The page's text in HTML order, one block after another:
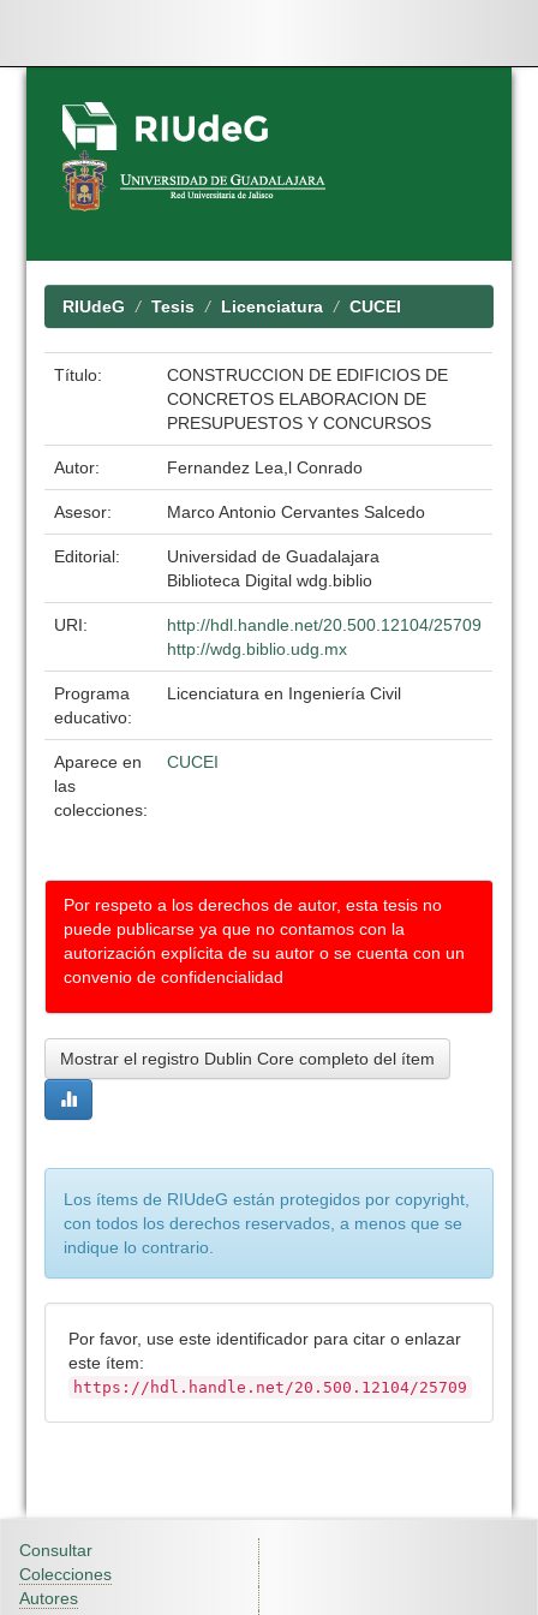
Skip
navigation
RIUdeG Tesis Licenciatura CUCEI
Título:
CONSTRUCCION DE EDIFICIOS DE
CONCRETOS ELABORACION DE
PRESUPUESTOS Y CONCURSOS
Autor: Fernandez Lea,l Conrado
Asesor: Marco Antonio Cervantes Salcedo
Editorial:
Universidad de Guadalajara
Biblioteca Digital wdg.biblio
URI:
http://hdl.handle.net/20.500.12104/25709
http://wdg.biblio.udg.mx
Programa
educativo:
Licenciatura en Ingeniería Civil
Aparece en
las
colecciones:
CUCEI
Por respeto a los derechos de autor, esta tesis no
puede publicarse ya que no contamos con la
autorización explícita de su autor o se cuenta con un
convenio de confidencialidad
Mostrar el registro Dublin Core completo del ítem
Los ítems de RIUdeG están protegidos por copyright,
con todos los derechos reservados, a menos que se
indique lo contrario.
Por favor, use este identificador para citar o enlazar
este ítem:
https://hdl.handle.net/20.500.12104/25709
Consultar
Colecciones
Autores